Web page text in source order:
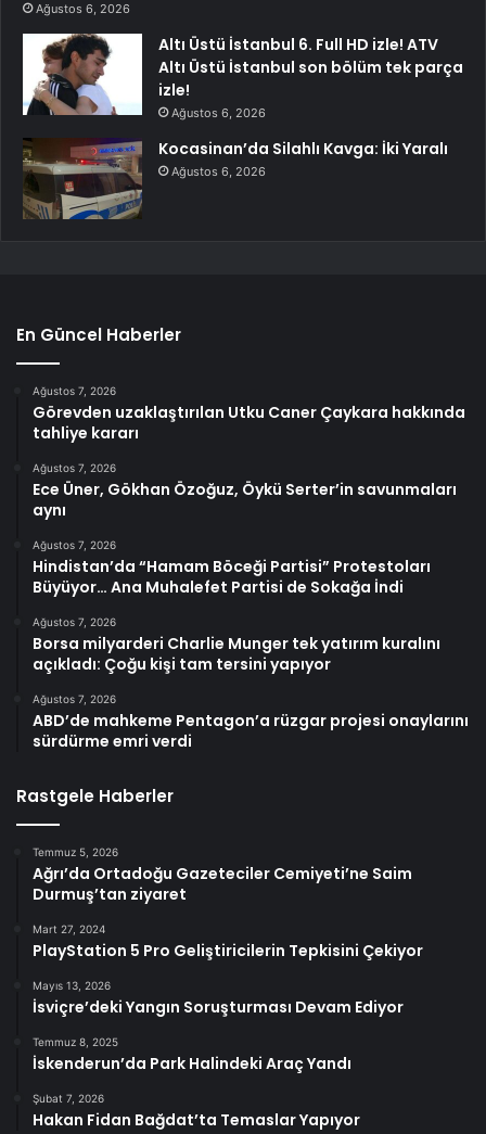
Ağustos 6, 2026
Altı Üstü İstanbul 6. Full HD izle! ATV
Altı Üstü İstanbul son bölüm tek parça
izle!
Ağustos 6, 2026
Kocasinan’da Silahlı Kavga: İki Yaralı
Ağustos 6, 2026
En Güncel Haberler
Ağustos 7, 2026
Görevden uzaklaştırılan Utku Caner Çaykara hakkında
tahliye kararı
Ağustos 7, 2026
Ece Üner, Gökhan Özoğuz, Öykü Serter’in savunmaları
aynı
Ağustos 7, 2026
Hindistan’da “Hamam Böceği Partisi” Protestoları
Büyüyor… Ana Muhalefet Partisi de Sokağa İndi
Ağustos 7, 2026
Borsa milyarderi Charlie Munger tek yatırım kuralını
açıkladı: Çoğu kişi tam tersini yapıyor
Ağustos 7, 2026
ABD’de mahkeme Pentagon’a rüzgar projesi onaylarını
sürdürme emri verdi
Rastgele Haberler
Temmuz 5, 2026
Ağrı’da Ortadoğu Gazeteciler Cemiyeti’ne Saim
Durmuş’tan ziyaret
Mart 27, 2024
PlayStation 5 Pro Geliştiricilerin Tepkisini Çekiyor
Mayıs 13, 2026
İsviçre’deki Yangın Soruşturması Devam Ediyor
Temmuz 8, 2025
İskenderun’da Park Halindeki Araç Yandı
Şubat 7, 2026
Hakan Fidan Bağdat’ta Temaslar Yapıyor